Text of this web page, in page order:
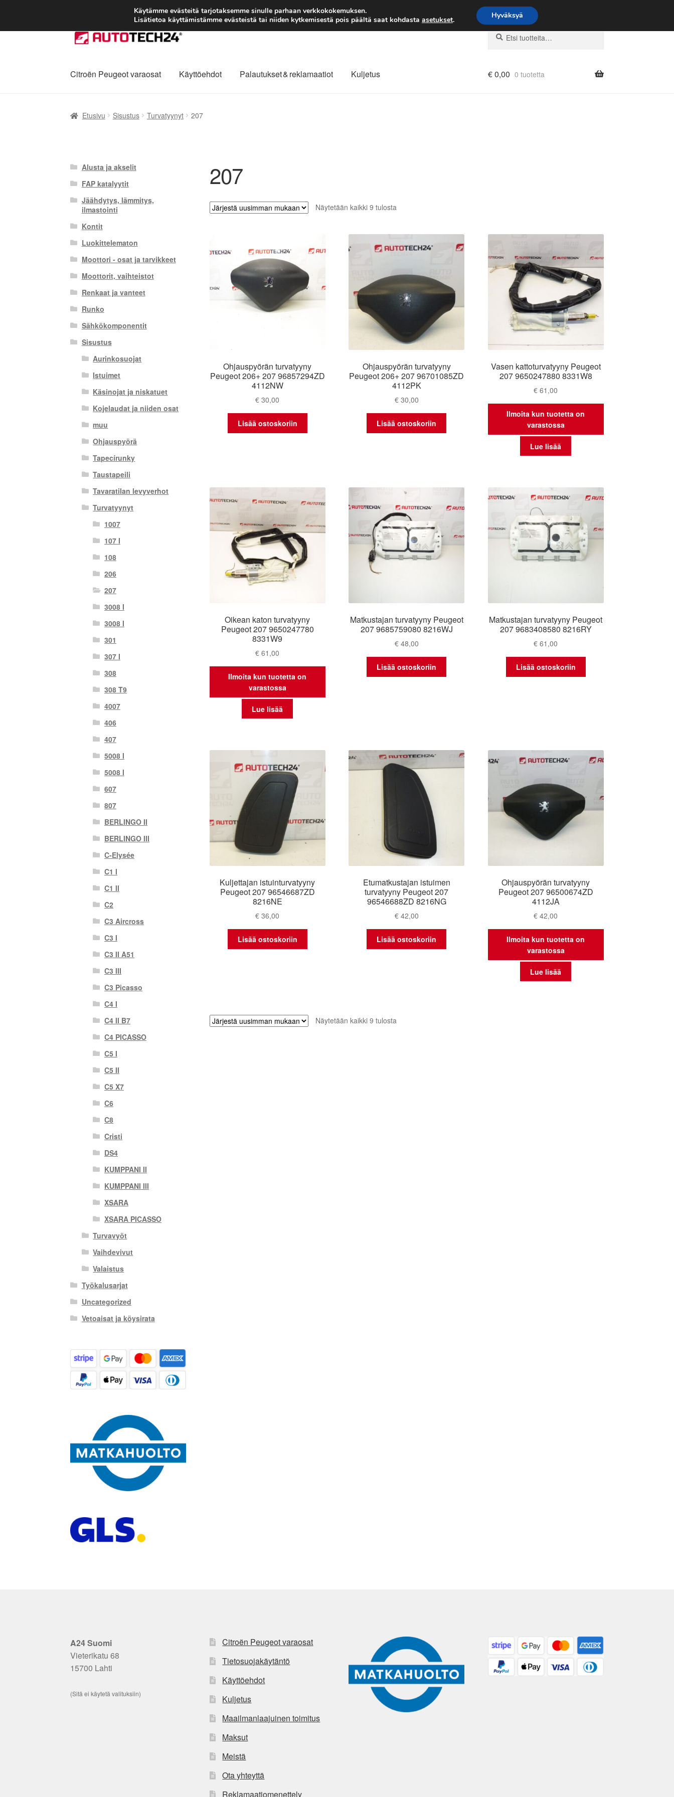
TOIMITUS alkaen 7 EUR
Siirry
navigointiin
Siirry
sisältöön
Etsi:
Haku
Citroën Peugeot varaosat Käyttöehdot Palautukset & reklamaatiot Kuljetus €0,00 0 tuotetta
Etusivu Sisustus Turvatyynyt 207
207
Näytetään kaikki 9 tulostaSorted
Ohjauspyörän turvatyyny
Peugeot 206+ 207 96857294ZD
4112NW
€ 30,00
Lisää ostoskoriin
Ohjauspyörän turvatyyny
Peugeot 206+ 207 96701085ZD
4112PK
€30,00
Lisää ostoskoriin
Vasen kattoturvatyyny Peugeot
207 9650247880 8331W8
€ 61,00
Ilmoita kun tuotetta on
varastossa
Lue lisää
Oikean katon turvatyyny
Peugeot 207 9650247780
8331W9
€ 61,00
Ilmoita kun tuotetta on
varastossa
Lue lisää
Matkustajan turvatyyny Peugeot
207 9685759080 8216WJ
€48,00
Lisää ostoskoriin
Matkustajan turvatyyny Peugeot
207 9683408580 8216RY
€ 61,00
Lisää ostoskoriin
Kuljettajan istuinturvatyyny
Peugeot 207 96546687ZD
8216NE
€ 36,00
Lisää ostoskoriin
Etumatkustajan istuimen
turvatyyny Peugeot 207
96546688ZD 8216NG
€42,00
Lisää ostoskoriin
Ohjauspyörän turvatyyny
Peugeot 207 96500674ZD
4112JA
€ 42,00
Ilmoita kun tuotetta on
varastossa
Lue lisää
Näytetään kaikki 9 tulostaSorted
Alusta ja akselit
FAP katalyytit
Jäähdytys, lämmitys,
ilmastointi
Kontit
Luokittelematon
Moottori - osat ja tarvikkeet
Moottorit, vaihteistot
Renkaat ja vanteet
Runko
Sähkökomponentit
Sisustus
Aurinkosuojat
Istuimet
Käsinojat ja niskatuet
Kojelaudat ja niiden osat
muu
Ohjauspyörä
Tapecírunky
Taustapeili
Tavaratilan levyverhot
Turvatyynyt
1007
107 I
108
206
207
3008 I
3008 I
301
307 I
308
308 T9
4007
406
407
5008 I
5008 I
607
807
BERLINGO II
BERLINGO III
C-Elysée
C1 I
C1 II
C2
C3 Aircross
C3 I
C3 II A51
C3 III
C3 Picasso
C4 I
C4 II B7
C4 PICASSO
C5 I
C5 II
C5 X7
C6
C8
Cristi
DS4
KUMPPANI II
KUMPPANI III
XSARA
XSARA PICASSO
Turvavyöt
Vaihdevivut
Valaistus
Työkalusarjat
Uncategorized
Vetoaisat ja köysirata
A24 Suomi
Vieterikatu 68
15700 Lahti
(Sitä ei käytetä valituksiin)
Citroën Peugeot varaosat
Tietosuojakäytäntö
Käyttöehdot
Kuljetus
Maailmanlaajuinen toimitus
Maksut
Meistä
Ota yhteyttä
Reklamaatiomenettely
Käytämme evästeitä tarjotaksemme sinulle parhaan verkkokokemuksen.
Lisätietoa käyttämistämme evästeistä tai niiden kytkemisestä pois päältä saat kohdasta asetukset. Hyväksyä